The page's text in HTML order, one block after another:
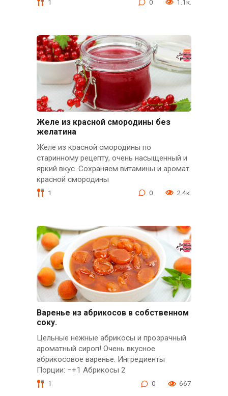
1 0 1.1к.
Желе из красной смородины без
желатина
Желе из красной смородины по
старинному рецепту, очень насыщенный и
яркий вкус. Сохраняем витамины и аромат
красной смородины
1 0 2.4к.
Варенье из абрикосов в собственном
соку.
Цельные нежные абрикосы и прозрачный
ароматный сироп! Очень вкусное
абрикосовое варенье. Ингредиенты
Порции: –+1 Абрикосы 2
1 0 667